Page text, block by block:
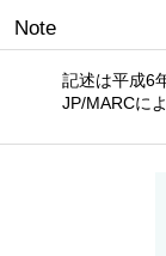
Note
記述は平成6
JP/MARCに